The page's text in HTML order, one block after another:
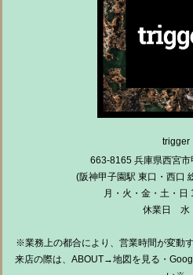
trigger
663-8165 兵庫県西宮
(阪神甲子園駅 東口・西口
月・火・金・土・日
休業日 水
※業務上の都合により、営業時間が変動
来店の際は、ABOUT→地図を見る・